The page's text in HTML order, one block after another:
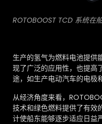
ROTOBOOST TCD 系统在
生产的氢气为燃料电池提供
现了广泛的应用性，也提高
途，如生产电动汽车的电极
从经济角度来看，
技术和绿色燃料提供了有效
计使船东能够逐步适应日益